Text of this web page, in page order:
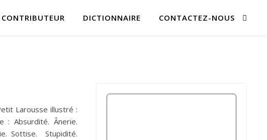
DICTIONNAIRE CONTACTEZ-NOUS
Larousse illustré :
: Absurdité. Ânerie.
Sottise. Stupidité.